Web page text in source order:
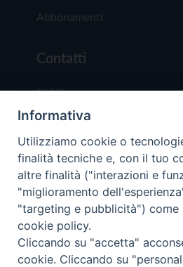
Abbonamenti
Contatti
Chi Siamo
Redazione
Scrivici
Copyright © 2019 -
Trentina Editrice
Informativa
Utilizziamo cookie o
finalità tecniche e, con il tuo
altre finalità ("interazioni e
"miglioramento
"targeting e pubblicità") come
cookie policy.
Cliccando su "accetta"
cookie. Cliccando su